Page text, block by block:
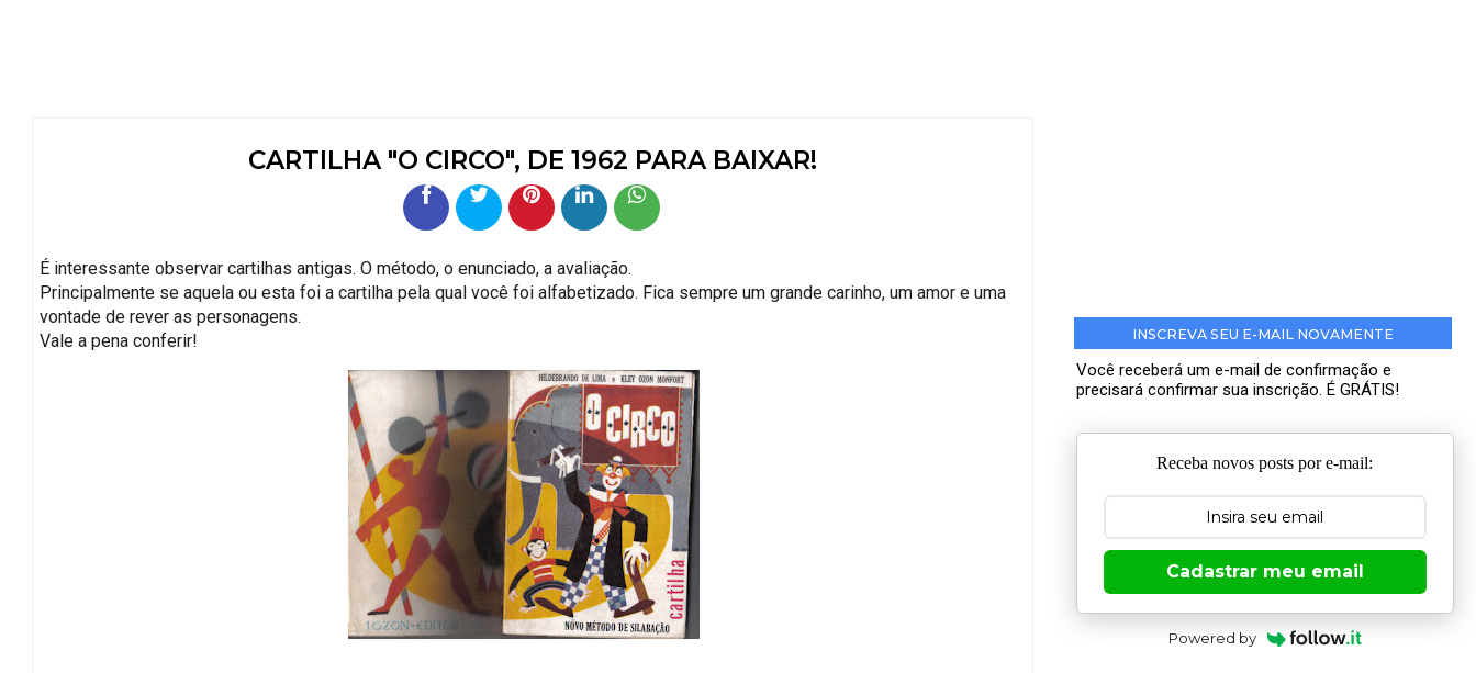
CARTILHA "O CIRCO", DE 1962 PARA BAIXAR!
É interessante observar cartilhas antigas. O método, o enunciado, a avaliação.
Principalmente se aquela ou esta foi a cartilha pela qual você foi alfabetizado. Fica sempre um grande carinho, um amor e uma
vontade de rever as personagens.
Vale a pena conferir!
INSCREVA SEU E-MAIL NOVAMENTE
Você receberá um e-mail de confirmação e
precisará confirmar sua inscrição. É GRÁTIS!
Receba novos posts por e-mail:
Cadastrar meu email
Powered by